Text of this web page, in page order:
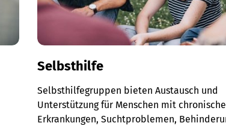
Selbsthilfe
Selbsthilfegruppen bieten Austausch und
Unterstützung für Menschen mit
Erkrankungen, Suchtproblemen,